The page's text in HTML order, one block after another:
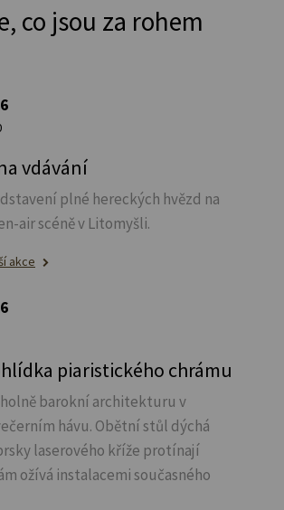
co jsou za rohem
vdávání
plné hereckých hvězd na
air scéně v Litomyšli.
akce
piaristického chrámu
barokní architekturu v
hávu. Obětní stůl dýchá
laserového kříže protínají
ožívá instalacemi současného